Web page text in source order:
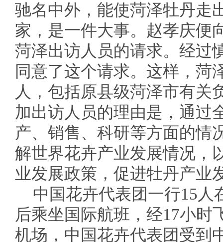
驰名中外，能使菏泽牡丹走
家，是一件大事。赵孝庆便
菏泽出访人员的请求。经过
同意了这个请求。这样，菏
人，包括原县级菏泽市有关
加出访人员的理由是，通过
产、销售、科研等方面的情
解世界花卉产业发展情况，
业发展政策，促进牡丹产业
中国花卉代表团一行15人
后乘坐国际航班，经17小时
机场，中国花卉代表团受到